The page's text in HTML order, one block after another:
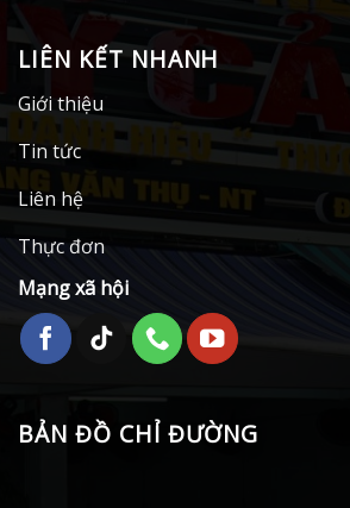
LIÊN KẾT NHANH
Giới thiệu
Tin tức
Liên hệ
Thực đơn
Mạng xã hội
BẢN ĐỒ CHỈ ĐƯỜNG